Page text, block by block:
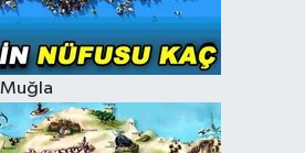
Muğla